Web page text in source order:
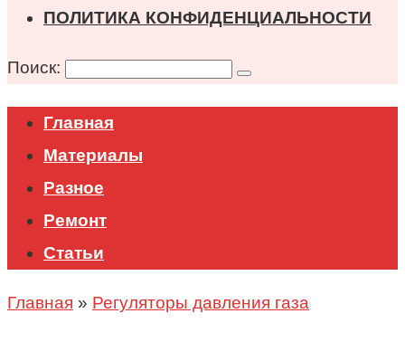
ПОЛИТИКА КОНФИДЕНЦИАЛЬНОСТИ
Поиск:
Главная
Материалы
Разное
Ремонт
Статьи
Главная » Регуляторы давления газа